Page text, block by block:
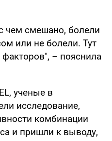
чем смешано, болели
или не болели. Тут
– пояснила
ученые в
исследование,
комбинации
и пришли к выводу,